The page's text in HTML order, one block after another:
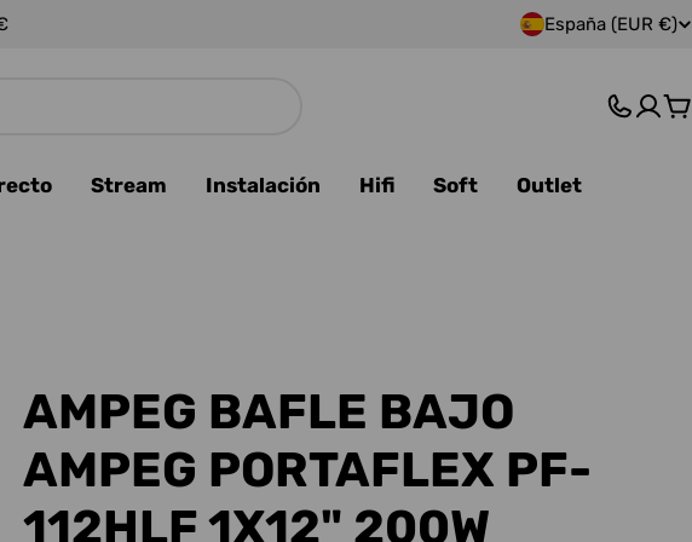
P
s
i
ó
España (EUR €)
Stream Instalación Hifi Soft
Outlet
AMPEG BAFLE BAJO
AMPEG PORTAFLEX PF-
112HLF 1X12" 200W